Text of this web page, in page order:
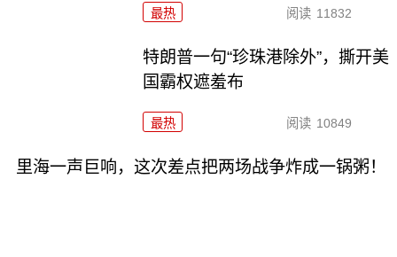
最热 阅读 11832
特朗普一句“珍珠港除外”，撕开美
国霸权遮羞布
最热 阅读 10849
里海一声巨响，这次差点把两场战争炸成一锅粥！